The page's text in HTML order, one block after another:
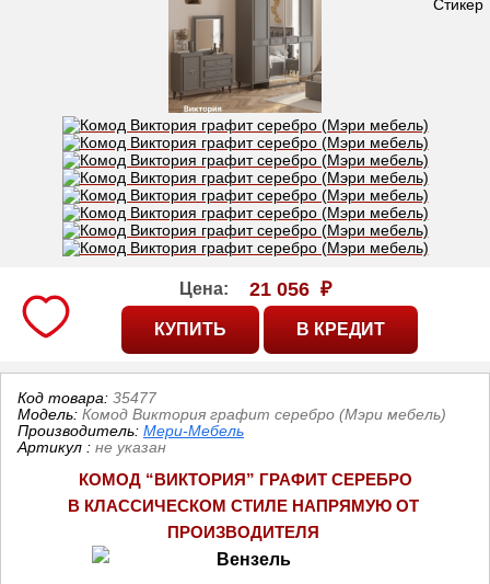
Цена: 21 056 ₽
Код товара: 35477
Модель: Комод Виктория графит серебро (Мэри мебель)
Производитель: Мери-Мебель
Артикул : не указан
КОМОД “ВИКТОРИЯ” ГРАФИТ СЕРЕБРО
В КЛАССИЧЕСКОМ СТИЛЕ НАПРЯМУЮ ОТ
ПРОИЗВОДИТЕЛЯ